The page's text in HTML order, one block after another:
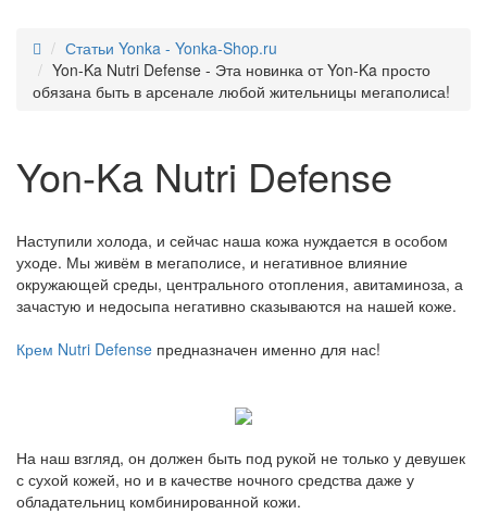
Статьи Yonka - Yonka-Shop.ru
Yon-Ka Nutri Defense - Эта новинка от Yon-Ka просто
обязана быть в арсенале любой жительницы мегаполиса!
Yon-Ka Nutri Defense
Наступили холода, и сейчас наша кожа нуждается в особом
уходе. Мы живём в мегаполисе, и негативное влияние
окружающей среды, центрального отопления, авитаминоза, а
зачастую и недосыпа негативно сказываются на нашей коже.
Крем Nutri Defense предназначен именно для нас!
На наш взгляд, он должен быть под рукой не только у девушек
с сухой кожей, но и в качестве ночного средства даже у
обладательниц комбинированной кожи.